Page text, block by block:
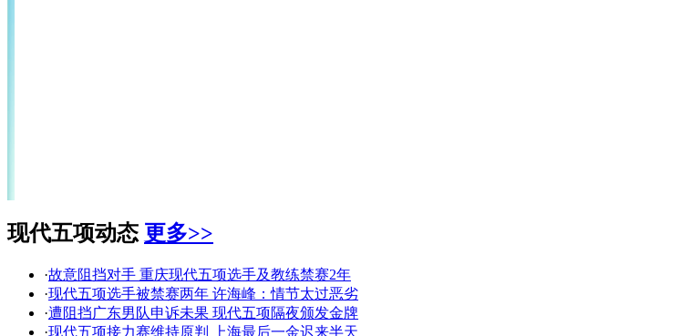
现代五项动态 更多>>
·故意阻挡对手 重庆现代五项选手及教练禁赛2年
·现代五项选手被禁赛两年 许海峰：情节太过恶劣
·遭阻挡广东男队申诉未果 现代五项隔夜颁发金牌
·现代五项接力赛维持原判 上海最后一金迟来半天